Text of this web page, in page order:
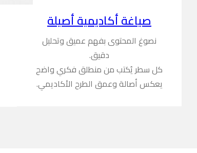
صياغة أكاديمية أصيلة
نصوغ المحتوى بفهم عميق وتحليل
دقيق.
كل سطر يُكتب من منطلق فكري واضح
يعكس أصالة وعمق الطرح الأكاديمي.